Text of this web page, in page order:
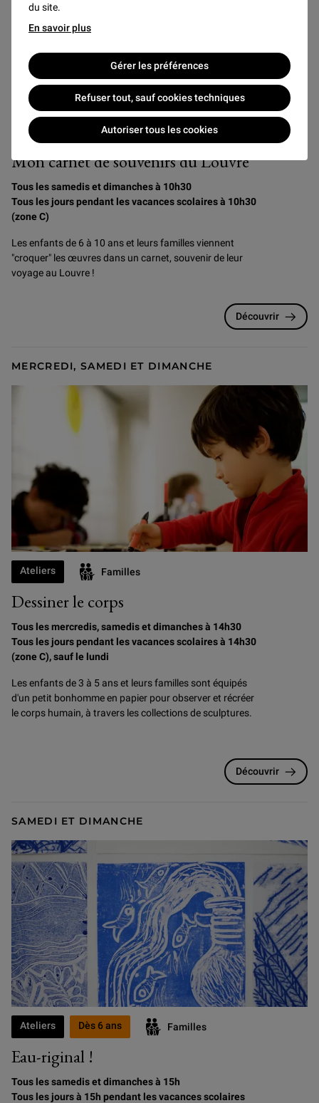
du site.
En savoir plus
Gérer les préférences
Refuser tout, sauf cookies techniques
Autoriser tous les cookies
Mon carnet de souvenirs du Louvre
Ateliers Dès 6 ans Familles
Tous les samedis et dimanches à 10h30
Tous les jours pendant les vacances scolaires à 10h30
(zone C)
Les enfants de 6 à 10 ans et leurs familles viennent
"croquer" les œuvres dans un carnet, souvenir de leur
voyage au Louvre !
Découvrir
MERCREDI, SAMEDI ET DIMANCHE
Dessiner le corps
Ateliers Familles
Tous les mercredis, samedis et dimanches à 14h30
Tous les jours pendant les vacances scolaires à 14h30
(zone C), sauf le lundi
Les enfants de 3 à 5 ans et leurs familles sont équipés
d'un petit bonhomme en papier pour observer et récréer
le corps humain, à travers les collections de sculptures.
Découvrir
SAMEDI ET DIMANCHE
Eau-riginal !
Ateliers Dès 6 ans Familles
Tous les samedis et dimanches à 15h
Tous les jours à 15h pendant les vacances scolaires